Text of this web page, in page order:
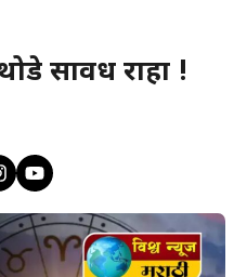
सावध राहा !